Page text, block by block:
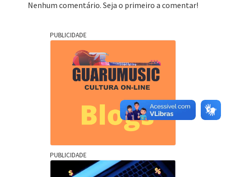
Nenhum comentário. Seja o primeiro a comentar!
PUBLICIDADE
PUBLICIDADE